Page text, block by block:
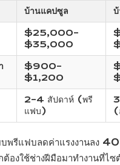
บ้านแคปซูล บ้
$25,000–
$35,000
$900–
$1,200
2–4 สัปดาห์ (พรี
แฟบ)
(
พรีแฟบลดค่าแรงงานลง
องใช้ช่างฝีมือมาทำงานที่ไซ